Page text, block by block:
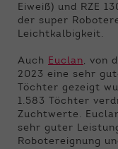
Eiweiß) und RZE
der super
Leichtkalbigkeit.
Auch Euclan, von
2023 eine sehr
Töchter gezeigt
1.583 Töchter
Zuchtwerte.
sehr guter
Robotereignung